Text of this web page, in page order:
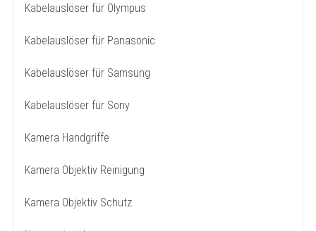
Kabelauslöser für Olympus
Kabelauslöser für Panasonic
Kabelauslöser für Samsung
Kabelauslöser für Sony
Kamera Handgriffe
Kamera Objektiv Reinigung
Kamera Objektiv Schutz